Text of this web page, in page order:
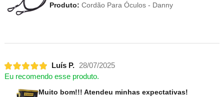
Produto: Cordão Para Óculos - Danny
Luís P. 28/07/2025
Eu recomendo esse produto.
Muito bom!!! Atendeu minhas expectativas!